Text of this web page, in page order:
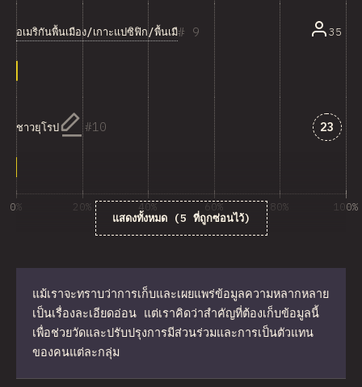
9
อเมริกันพื้นเมือง/เกาะแปซิฟิก/พื้นเมืองออสเตรเลีย 35
10
ชาวยุโรป คำตอบ
23
แสดงทั้งหมด (5 ที่ถูกซ่อนไว้)
0% 20% 40% 60% 80% 100%
แม้เราจะทราบว่าการเก็บและเผยแพร่ข้อมูลความหลากหลาย
เป็นเรื่องละเอียดอ่อน แต่เราคิดว่าสำคัญที่ต้องเก็บข้อมูลนี้
เพื่อช่วยวัดและปรับปรุงการมีส่วนร่วมและการเป็นตัวแทน
ของคนแต่ละกลุ่ม